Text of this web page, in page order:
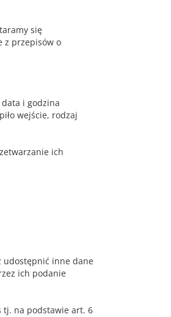
się
z przepisów o
i godzina
wejście, rodzaj
ich
udostępnić inne dane
ich podanie
tj. na podstawie art. 6